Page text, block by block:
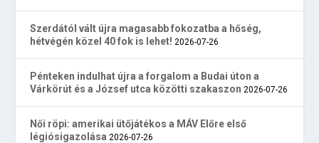
Szerdától vált újra magasabb fokozatba a hőség,
hétvégén közel 40 fok is lehet! 2026-07-26
Pénteken indulhat újra a forgalom a Budai úton a
Várkörút és a József utca közötti szakaszon 2026-07-26
Női röpi: amerikai ütőjátékos a MÁV Előre első
légiósigazolása 2026-07-26